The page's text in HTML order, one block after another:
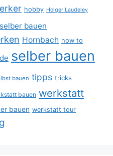
hobby Holger Laudeley
bauen
Hornbach how to
selber bauen
bauen tipps tricks
bauen werkstatt
bauen werkstatt tour